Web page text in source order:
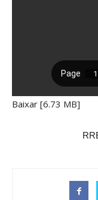
Baixar [6.73 MB]